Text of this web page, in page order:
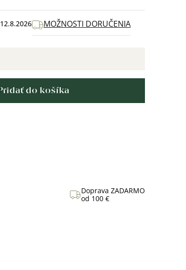
12.8.2026 MOŽNOSTI DORUČENIA
Pridať do košíka
Doprava ZADARMO
od 100 €